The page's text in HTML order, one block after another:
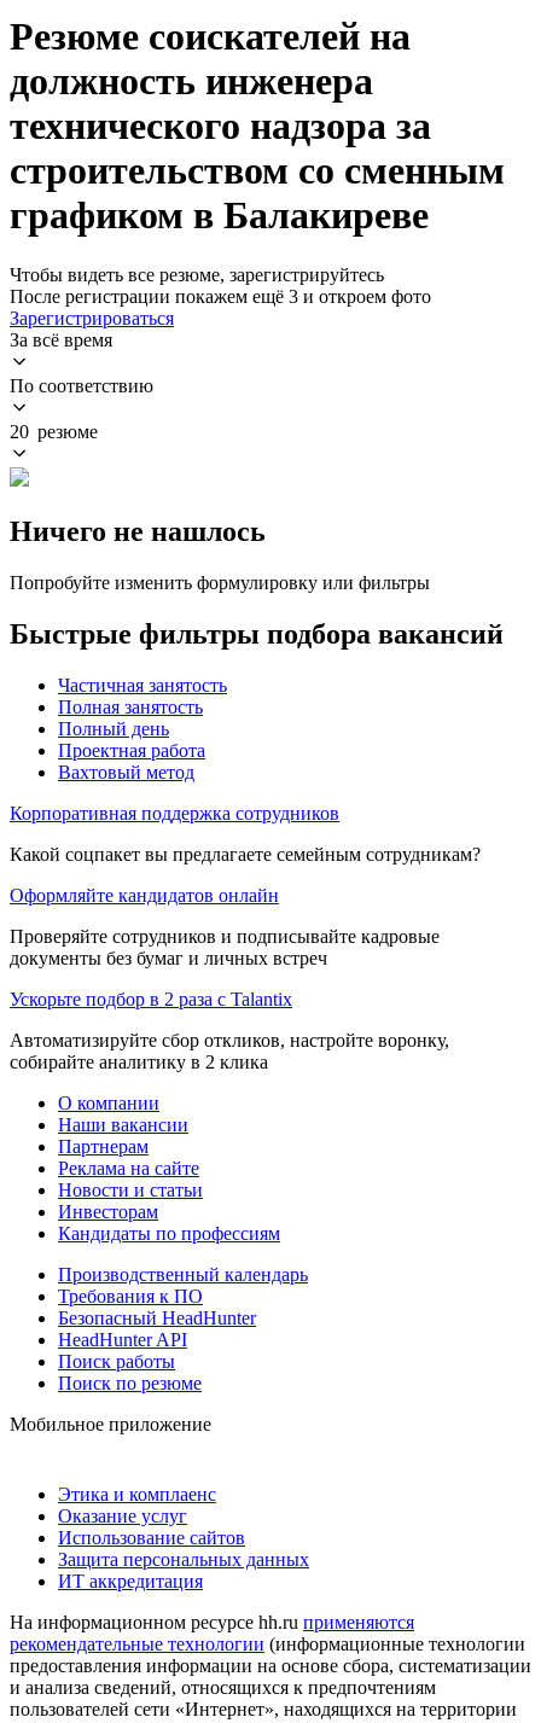
Резюме соискателей на
должность инженера
технического надзора за
строительством со сменным
графиком в Балакиреве
Чтобы видеть все резюме, зарегистрируйтесь
После регистрации покажем ещё 3 и откроем фото
Зарегистрироваться
За всё время
По соответствию
20 резюме
Ничего не нашлось
Попробуйте изменить формулировку или фильтры
Быстрые фильтры подбора вакансий
Частичная занятость
Полная занятость
Полный день
Проектная работа
Вахтовый метод
Корпоративная поддержка сотрудников
Какой соцпакет вы предлагаете семейным сотрудникам?
Оформляйте кандидатов онлайн
Проверяйте сотрудников и подписывайте кадровые
документы без бумаг и личных встреч
Ускорьте подбор в 2 раза с Talantix
Автоматизируйте сбор откликов, настройте воронку,
собирайте аналитику в 2 клика
О компании
Наши вакансии
Партнерам
Реклама на сайте
Новости и статьи
Инвесторам
Кандидаты по профессиям
Производственный календарь
Требования к ПО
Безопасный HeadHunter
HeadHunter API
Поиск работы
Поиск по резюме
Мобильное приложение
Этика и комплаенс
Оказание услуг
Использование сайтов
Защита персональных данных
ИТ аккредитация
На информационном ресурсе hh.ru применяются
рекомендательные технологии (информационные технологии
предоставления информации на основе сбора, систематизации
и анализа сведений, относящихся к предпочтениям
пользователей сети «Интернет», находящихся на территории